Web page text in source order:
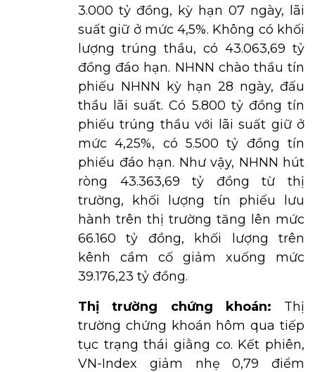
3.000 tỷ đồng, kỳ hạn 07 ngày, lãi
suất giữ ở mức 4,5%. Không có khối
lượng trúng thầu, có 43.063,69 tỷ
đồng đáo hạn. NHNN chào thầu tín
phiếu NHNN kỳ hạn 28 ngày, đấu
thầu lãi suất. Có 5.800 tỷ đồng tín
phiếu trúng thầu với lãi suất giữ ở
mức 4,25%, có 5.500 tỷ đồng tín
phiếu đáo hạn. Như vậy, NHNN hút
ròng 43.363,69 tỷ đồng từ thị
trường, khối lượng tín phiếu lưu
hành trên thị trường tăng lên mức
66.160 tỷ đồng, khối lượng trên
kênh cầm cố giảm xuống mức
39.176,23 tỷ đồng.
Thị trường chứng khoán: Thị
trường chứng khoán hôm qua tiếp
tục trạng thái giằng co. Kết phiên,
VN-Index giảm nhẹ 0,79 điểm